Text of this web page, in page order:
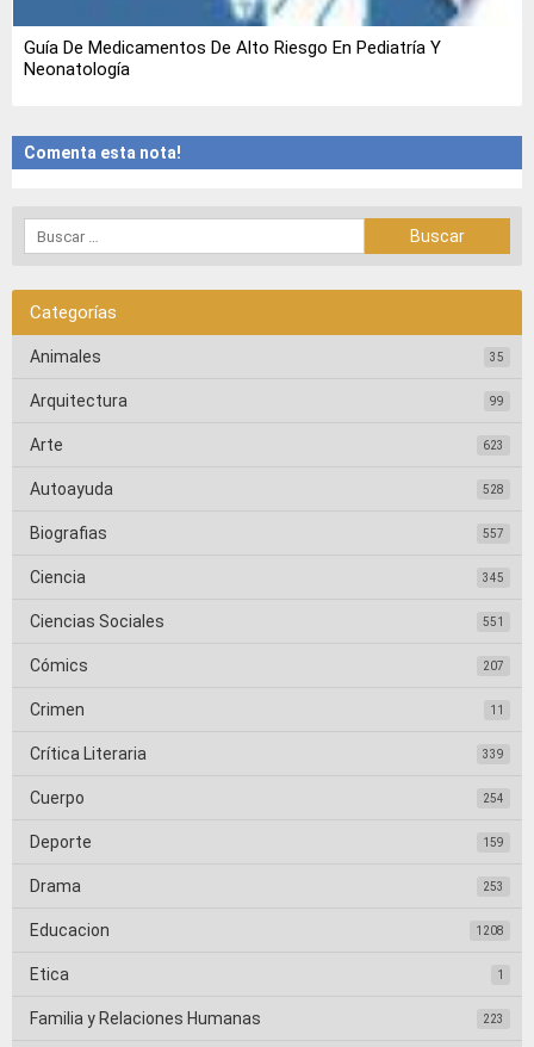
Guía De Medicamentos De Alto Riesgo En Pediatría Y
Neonatología
Comenta esta nota!
Categorías
Animales 35
Arquitectura 99
Arte 623
Autoayuda 528
Biografias 557
Ciencia 345
Ciencias Sociales 551
Cómics 207
Crimen 11
Crítica Literaria 339
Cuerpo 254
Deporte 159
Drama 253
Educacion 1208
Etica 1
Familia y Relaciones Humanas 223